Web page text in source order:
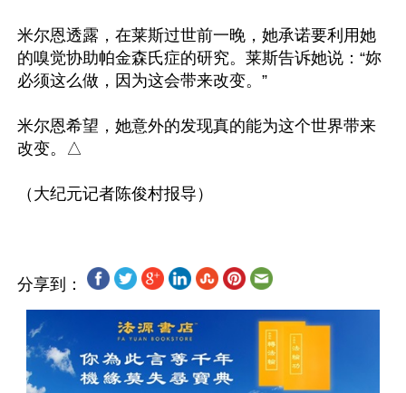
米尔恩透露，在莱斯过世前一晚，她承诺要利用她
的嗅觉协助帕金森氏症的研究。莱斯告诉她说：“妳
必须这么做，因为这会带来改变。”
米尔恩希望，她意外的发现真的能为这个世界带来
改变。△
分享到：